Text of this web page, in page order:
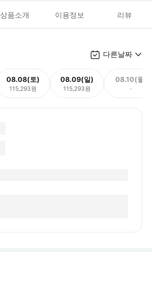
상품소개 이용정보 리뷰
다른날짜
08.08(토)
115,293원
08.09(일)
115,293원
08.10(월)
-